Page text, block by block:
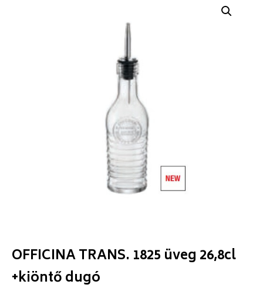
OFFICINA TRANS. 1825 üveg 26,8cl
+kiöntő dugó